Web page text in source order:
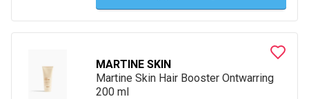
MARTINE SKIN
Martine Skin Hair Booster Ontwarring
200 ml